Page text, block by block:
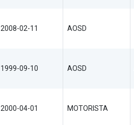
2008-02-11 AOSD
1999-09-10 AOSD
2000-04-01 MOTORISTA